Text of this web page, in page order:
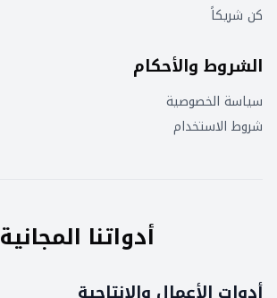
كن شريكاً
الشروط والأحكام
سياسة الخصوصية
شروط الاستخدام
أدواتنا المجانية